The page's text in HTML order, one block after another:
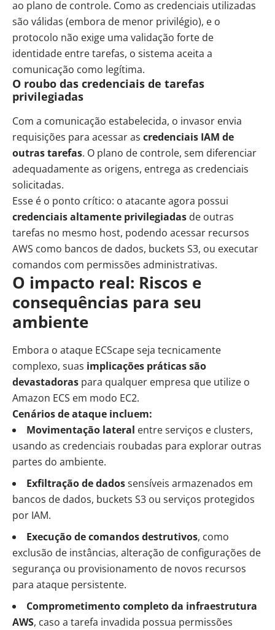
ao plano de controle. Como as credenciais utilizadas
são válidas (embora de menor privilégio), e o
protocolo não exige uma validação forte de
identidade entre tarefas, o sistema aceita a
comunicação como legítima.
O roubo das credenciais de tarefas
privilegiadas
Com a comunicação estabelecida, o invasor envia
requisições para acessar as credenciais IAM de
outras tarefas. O plano de controle, sem diferenciar
adequadamente as origens, entrega as credenciais
solicitadas.
Esse é o ponto crítico: o atacante agora possui
credenciais altamente privilegiadas de outras
tarefas no mesmo host, podendo acessar recursos
AWS como bancos de dados, buckets S3, ou executar
comandos com permissões administrativas.
O impacto real: Riscos e
consequências para seu
ambiente
Embora o ataque ECScape seja tecnicamente
complexo, suas implicações práticas são
devastadoras para qualquer empresa que utilize o
Amazon ECS em modo EC2.
Cenários de ataque incluem:
Movimentação lateral entre serviços e clusters,
usando as credenciais roubadas para explorar outras
partes do ambiente.
Exfiltração de dadossensíveis armazenados em
bancos de dados, buckets S3 ou serviços protegidos
por IAM.
Execução de comandos destrutivos, como
exclusão de instâncias, alteração de configurações de
segurança ou provisionamento de novos recursos
para ataque persistente.
Comprometimento completo da infraestrutura
AWS, caso a tarefa invadida possua permissões